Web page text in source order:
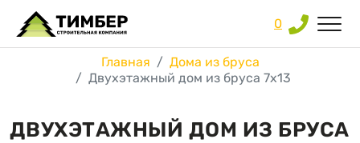
0
Главная
Дома из бруса
Двухэтажный дом из бруса 7х13
ДВУХЭТАЖНЫЙ ДОМ ИЗ БРУСА